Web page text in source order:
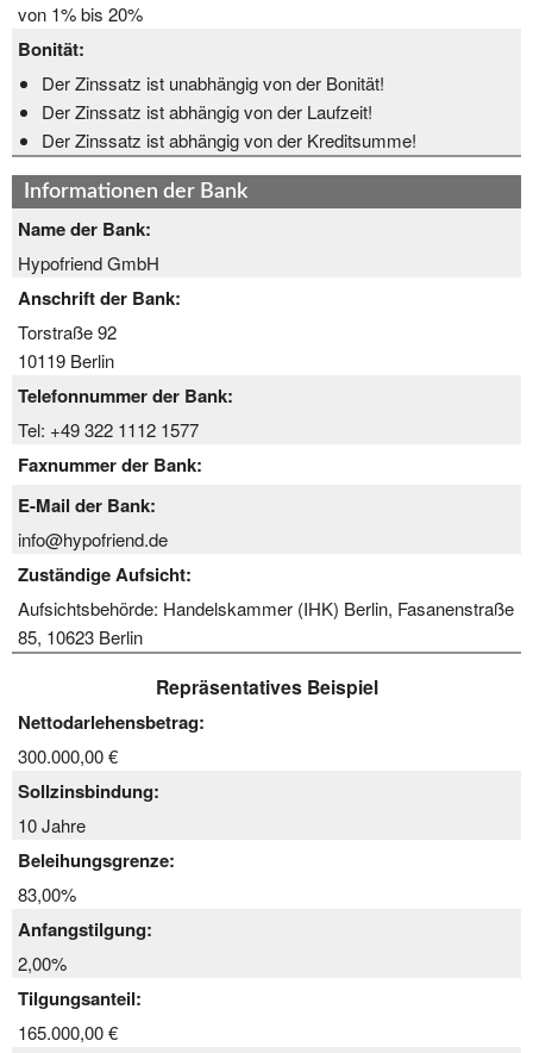
von 1% bis 20%
Bonität:
Der Zinssatz ist unabhängig von der Bonität!
Der Zinssatz ist abhängig von der Laufzeit!
Der Zinssatz ist abhängig von der Kreditsumme!
Informationen der Bank
Name der Bank:
Hypofriend GmbH
Anschrift der Bank:
Torstraße 92
10119 Berlin
Telefonnummer der Bank:
Tel: +49 322 1112 1577
Faxnummer der Bank:
E-Mail der Bank:
info@hypofriend.de
Zuständige Aufsicht:
Aufsichtsbehörde: Handelskammer (IHK) Berlin, Fasanenstraße
85, 10623 Berlin
Repräsentatives Beispiel
Nettodarlehensbetrag:
300.000,00 €
Sollzinsbindung:
10 Jahre
Beleihungsgrenze:
83,00%
Anfangstilgung:
2,00%
Tilgungsanteil:
165.000,00 €